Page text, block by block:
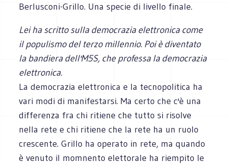
Berlusconi-Grillo. Una specie di livello finale.
Lei ha scritto sulla democrazia elettronica come
il populismo del terzo millennio. Poi è diventato
la bandiera dell'M5S, che professa la democrazia
elettronica.
La democrazia elettronica e la tecnopolitica ha
vari modi di manifestarsi. Ma certo che c'è una
differenza fra chi ritiene che tutto si risolve
nella rete e chi ritiene che la rete ha un ruolo
crescente. Grillo ha operato in rete, ma quando
è venuto il momnento elettorale ha riempito le